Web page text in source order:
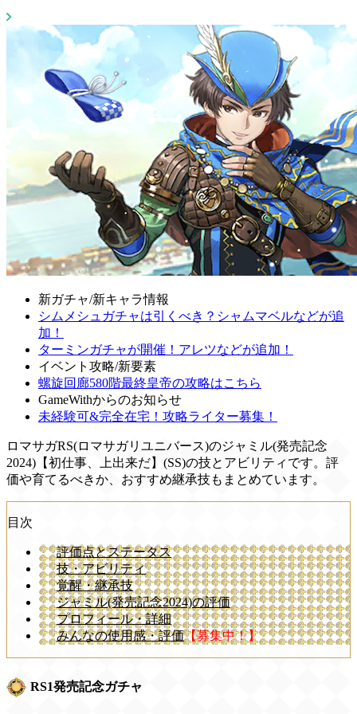
新ガチャ/新キャラ情報
シムメシュガチャは引くべき？シャムマベルなどが追
加！
ターミンガチャが開催！アレツなどが追加！
イベント攻略/新要素
螺旋回廊580階最終皇帝の攻略はこちら
GameWithからのお知らせ
未経験可&完全在宅！攻略ライター募集！
ロマサガRS(ロマサガリユニバース)のジャミル(発売記念
2024)【初仕事、上出来だ】(SS)の技とアビリティです。評
価や育てるべきか、おすすめ継承技もまとめています。
目次
評価点とステータス
技・アビリティ
覚醒・継承技
ジャミル(発売記念2024)の評価
プロフィール・詳細
みんなの使用感・評価【募集中！】
RS1発売記念ガチャ